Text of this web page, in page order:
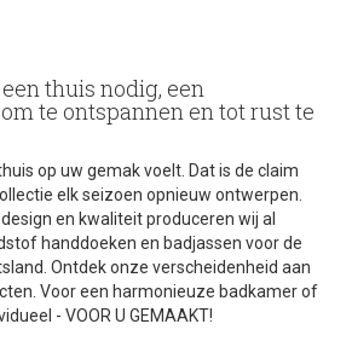
thuis nodig, een
te ontspannen en tot rust te
op uw gemak voelt. Dat is de claim
elk seizoen opnieuw ontwerpen.
en kwaliteit produceren wij al
handdoeken en badjassen voor de
Ontdek onze verscheidenheid aan
Voor een harmonieuze badkamer of
- VOOR U GEMAAKT!